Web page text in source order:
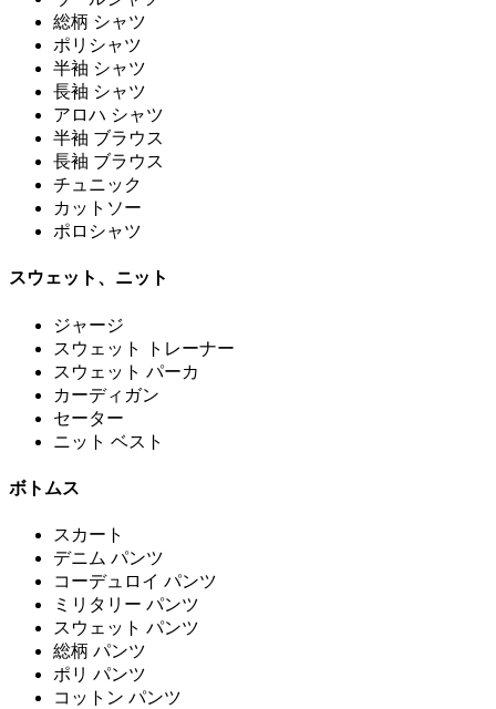
総柄 シャツ
ポリシャツ
半袖 シャツ
長袖 シャツ
アロハ シャツ
半袖 ブラウス
長袖 ブラウス
チュニック
カットソー
ポロシャツ
スウェット、ニット
ジャージ
スウェット トレーナー
スウェット パーカ
カーディガン
セーター
ニット ベスト
ボトムス
スカート
デニム パンツ
コーデュロイ パンツ
ミリタリー パンツ
スウェット パンツ
総柄 パンツ
ポリ パンツ
コットン パンツ